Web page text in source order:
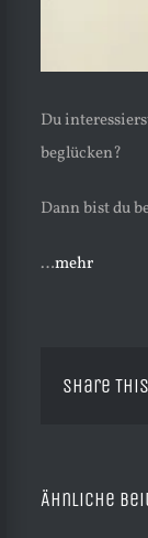
Du
beglücken?
Dann bist du
…mehr
Share
Ähnliche